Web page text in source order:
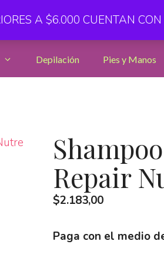
Depilación Pies y Manos
Repair
$2.183,00
Paga con el medio
A $6.000 CUENTAN